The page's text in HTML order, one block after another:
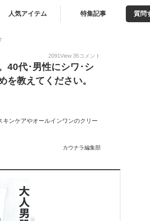
人気アイテム 特集記事 質問
2091View 35コメント
40代･男性にシワ･シ
を教えてください。
ンケアやオールインワンのクリー
カウナラ編集部